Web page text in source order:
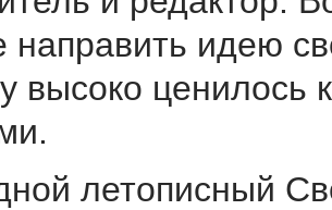
направить идею
высоко ценилось
летописный